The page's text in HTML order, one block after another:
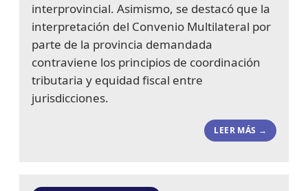
interprovincial. Asimismo, se destacó que la
interpretación del Convenio Multilateral por
parte de la provincia demandada
contraviene los principios de coordinación
tributaria y equidad fiscal entre
jurisdicciones.
LEER MÁS →